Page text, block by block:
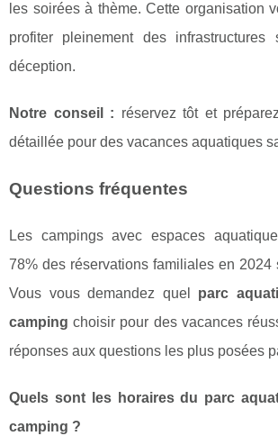
les soirées à thème. Cette organisation
profiter pleinement des infrastructures
déception.
Notre conseil : réservez tôt et
détaillée pour des vacances aquatiques
Questions fréquentes
Les campings avec espaces
78% des réservations familiales en 2024
Vous vous demandez quel parc
camping choisir pour des vacances
réponses aux questions les plus posées
Quels sont les horaires du parc
camping ?